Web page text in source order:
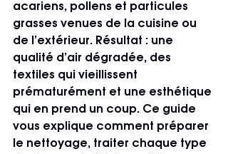
acariens, pollens et particules
grasses venues de la cuisine ou
de l’extérieur. Résultat : une
qualité d’air dégradée, des
textiles qui vieillissent
prématurément et une esthétique
qui en prend un coup. Ce guide
vous explique comment préparer
le nettoyage, traiter chaque type